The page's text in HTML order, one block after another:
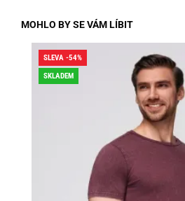
MOHLO BY SE VÁM LÍBIT
SLEVA -54%
SKLADEM